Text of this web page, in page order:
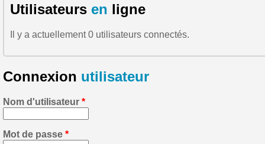
Utilisateurs en ligne
Il y a actuellement 0 utilisateurs connectés.
Connexion utilisateur
Nom d'utilisateur *
Mot de passe *